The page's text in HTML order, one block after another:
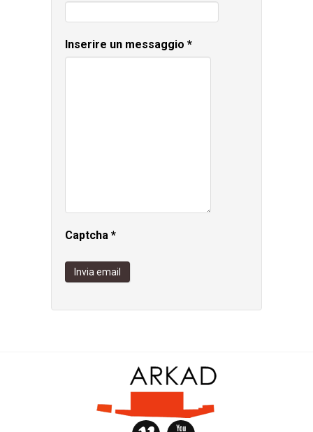
Inserire un messaggio *
Captcha *
Invia email